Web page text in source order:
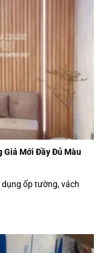
Giá Mới Đầy Đủ Màu
ốp tường, vách